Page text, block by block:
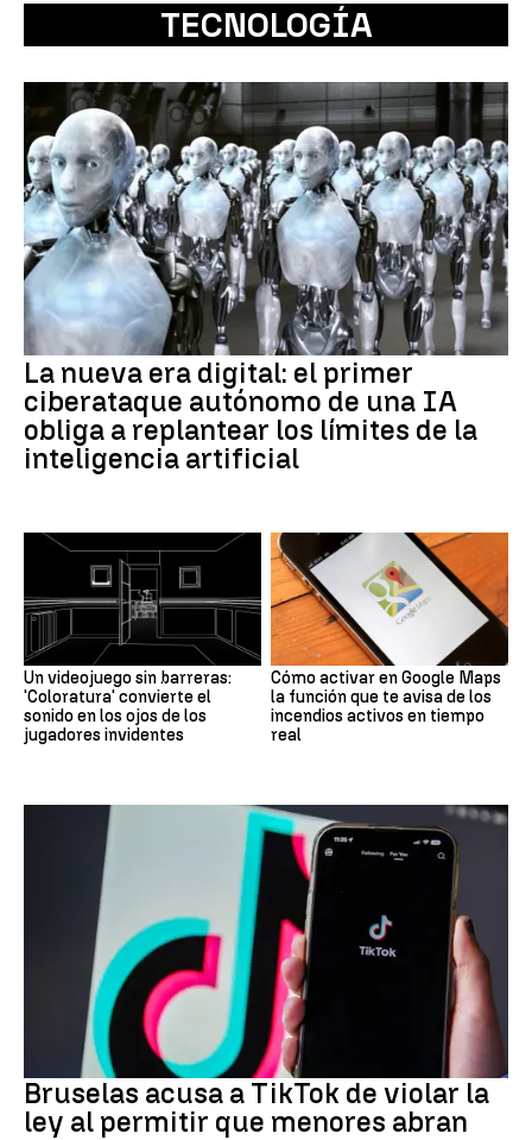
TECNOLOGÍA
La nueva era digital: el primer
ciberataque autónomo de una IA
obliga a replantear los límites de la
inteligencia artificial
Un videojuego sin barreras:
'Coloratura' convierte el
sonido en los ojos de los
jugadores invidentes
Cómo activar en Google Maps
la función que te avisa de los
incendios activos en tiempo
real
REDES SOCIALES
Bruselas acusa a TikTok de violar la
ley al permitir que menores abran